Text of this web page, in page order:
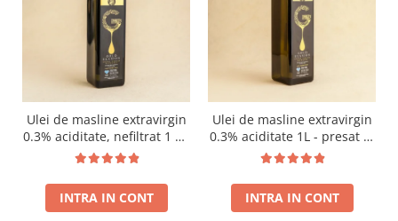
Ulei de masline extravirgin
0.3% aciditate, nefiltrat 1 L -
presat la rece RECOLTA
INTRA IN CONT
Ulei de masline extravirgin
0.3% aciditate 1L - presat la
rece RECOLTA NOUA
INTRA IN CONT